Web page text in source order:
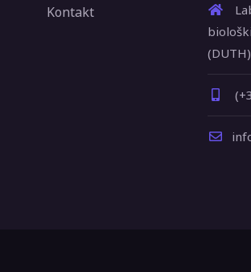
Kontakt